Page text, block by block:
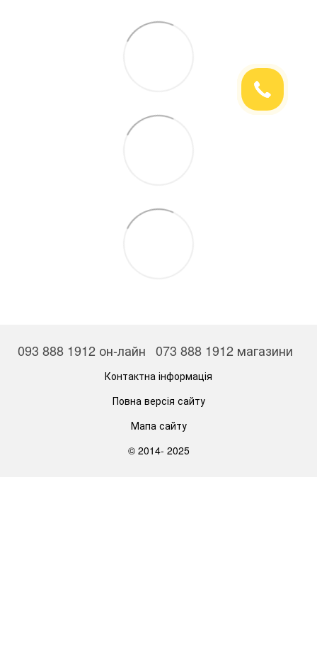
093 888 1912 он-лайн 073 888 1912 магазини
Контактна інформація
Повна версія сайту
Мапа сайту
© 2014- 2025